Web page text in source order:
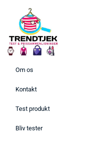
Om os
Kontakt
Test produkt
Bliv tester
Bedste Saunatæppe 2025 –
Find de bedste produkter her!